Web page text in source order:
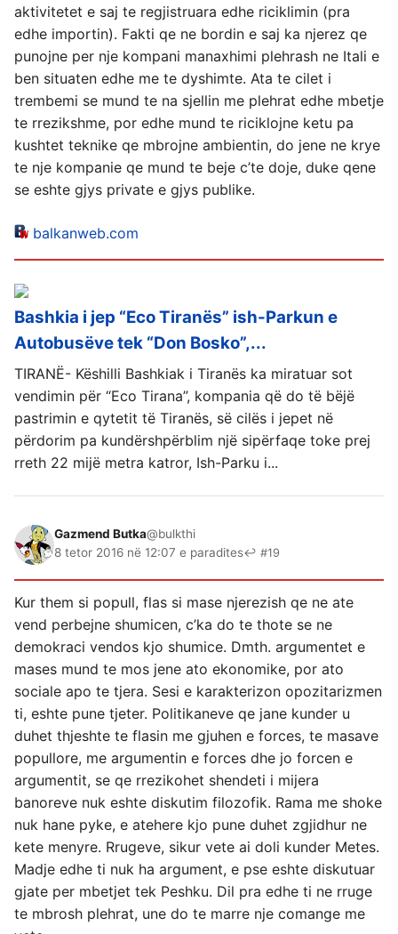
aktivitetet e saj te regjistruara edhe riciklimin (pra
edhe importin). Fakti qe ne bordin e saj ka njerez qe
punojne per nje kompani manaxhimi plehrash ne Itali e
ben situaten edhe me te dyshimte. Ata te cilet i
trembemi se mund te na sjellin me plehrat edhe mbetje
te rrezikshme, por edhe mund te riciklojne ketu pa
kushtet teknike qe mbrojne ambientin, do jene ne krye
te nje kompanie qe mund te beje c’te doje, duke qene
se eshte gjys private e gjys publike.
balkanweb.com
Bashkia i jep “Eco Tiranës” ish-Parkun e
Autobusëve tek “Don Bosko”,...
TIRANË- Këshilli Bashkiak i Tiranës ka miratuar sot
vendimin për “Eco Tirana”, kompania që do të bëjë
pastrimin e qytetit të Tiranës, së cilës i jepet në
përdorim pa kundërshpërblim një sipërfaqe toke prej
rreth 22 mijë metra katror, Ish-Parku i...
Gazmend Butka@bulkthi
8 tetor 2016 në 12:07 e paradites↩ #19
Kur them si popull, flas si mase njerezish qe ne ate
vend perbejne shumicen, c’ka do te thote se ne
demokraci vendos kjo shumice. Dmth. argumentet e
mases mund te mos jene ato ekonomike, por ato
sociale apo te tjera. Sesi e karakterizon opozitarizmen
ti, eshte pune tjeter. Politikaneve qe jane kunder u
duhet thjeshte te flasin me gjuhen e forces, te masave
popullore, me argumentin e forces dhe jo forcen e
argumentit, se qe rrezikohet shendeti i mijera
banoreve nuk eshte diskutim filozofik. Rama me shoke
nuk hane pyke, e atehere kjo pune duhet zgjidhur ne
kete menyre. Rrugeve, sikur vete ai doli kunder Metes.
Madje edhe ti nuk ha argument, e pse eshte diskutuar
gjate per mbetjet tek Peshku. Dil pra edhe ti ne rruge
te mbrosh plehrat, une do te marre nje comange me